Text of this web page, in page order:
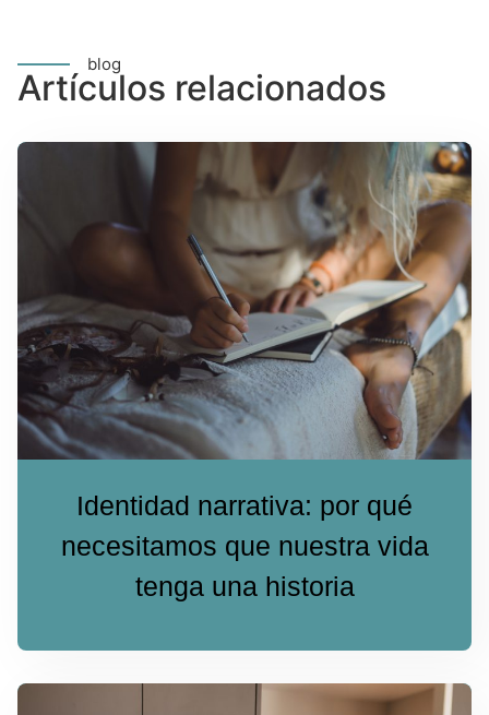
blog
Artículos relacionados
Identidad narrativa: por qué
necesitamos que nuestra vida
tenga una historia